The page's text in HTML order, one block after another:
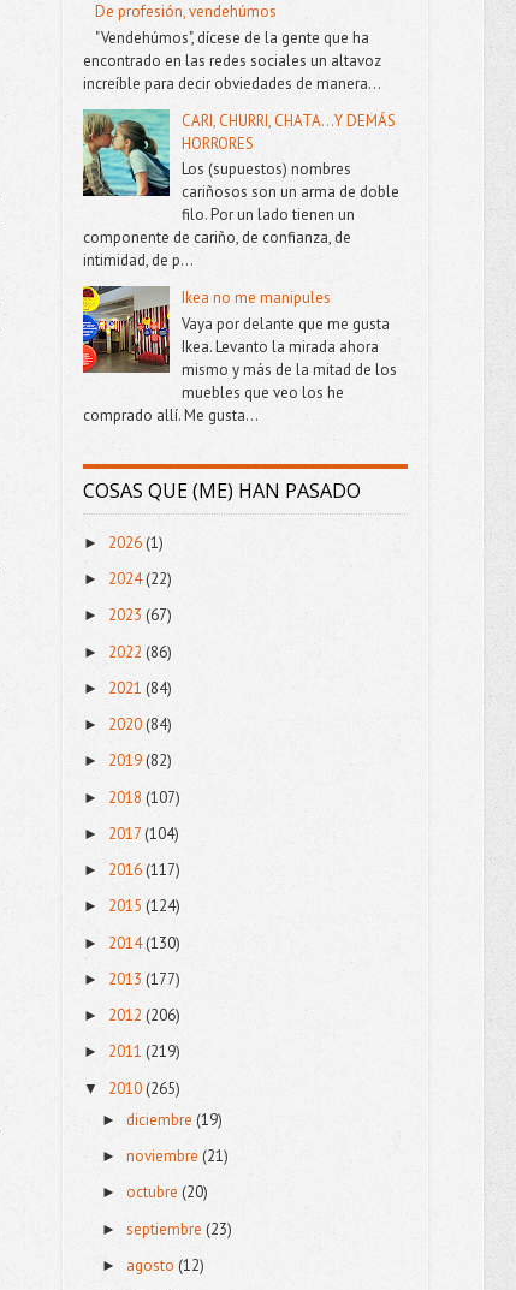
De profesión, vendehúmos
"Vendehúmos", dícese de la gente que ha
encontrado en las redes sociales un altavoz
increíble para decir obviedades de manera...
CARI, CHURRI, CHATA...Y DEMÁS
HORRORES
Los (supuestos) nombres
cariñosos son un arma de doble
filo. Por un lado tienen un
componente de cariño, de confianza, de
intimidad, de p...
Ikea no me manipules
Vaya por delante que me gusta
Ikea. Levanto la mirada ahora
mismo y más de la mitad de los
muebles que veo los he
comprado allí. Me gusta...
COSAS QUE (ME) HAN PASADO
► 2026 (1)
► 2024(22)
► 2023 (67)
► 2022 (86)
► 2021 (84)
► 2020(84)
► 2019(82)
► 2018 (107)
► 2017 (104)
► 2016(117)
► 2015 (124)
► 2014(130)
► 2013 (177)
► 2012 (206)
► 2011 (219)
▼ 2010(265)
► diciembre (19)
►noviembre(21)
►octubre (20)
► septiembre(23)
► agosto (12)